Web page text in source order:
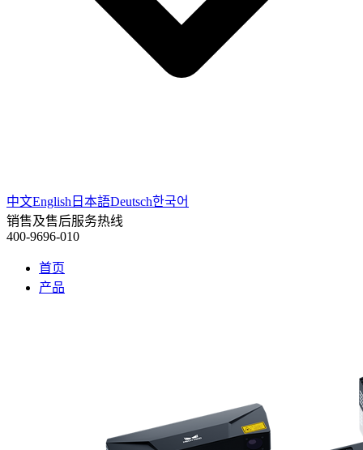
中文English 日本語Deutsch한국어
销售及售后服务热线
400-9696-010
首页
产品